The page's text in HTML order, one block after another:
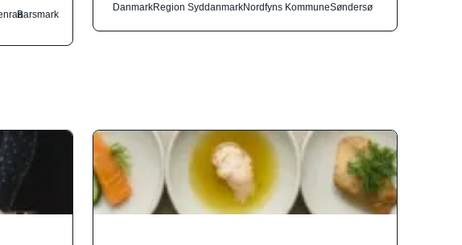
Barsmark
DanmarkRegion SyddanmarkNordfyns KommuneSøndersø